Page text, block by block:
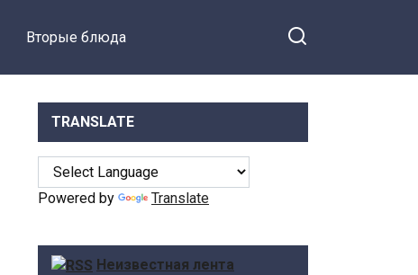
Вторые блюда
TRANSLATE
Powered by Translate
Неизвестная лента